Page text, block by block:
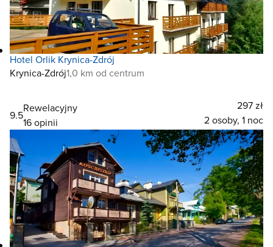
Hotel Orlik Krynica-Zdrój
Krynica-Zdrój1,0 km od centrum
9.5
Rewelacyjny
16 opinii
297 zł
2 osoby, 1 noc